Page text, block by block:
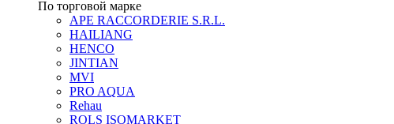
По торговой марке
APE RACCORDERIE S.R.L.
HAILIANG
HENCO
JINTIAN
MVI
PRO AQUA
Rehau
ROLS ISOMARKET